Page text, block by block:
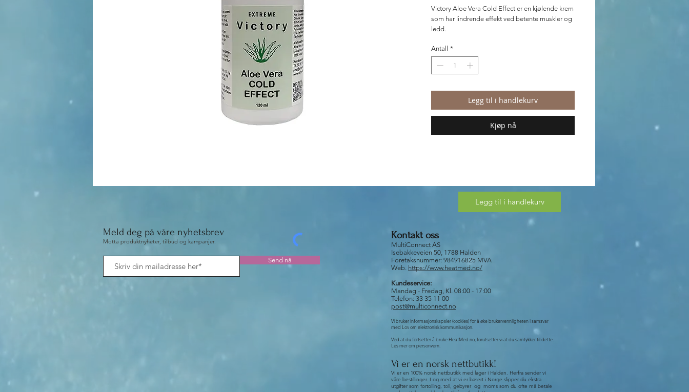
Victory Aloe Vera Cold Effect er en kjølende krem
som har lindrende effekt ved betente muskler og
ledd.
Victory Aloe Vera Cold Effect brukes på akutte
Antall *
Legg til i handlekurv
Kjøp nå
Legg til i handlekurv
Meld deg på våre nyhetsbrev
Motta produktnyheter, tilbud og kampanjer.
Send nå
Kontakt oss
MultiConnect AS
Isebakkeveien 50, 1788 Halden
Foretaksnummer: 984916825 MVA
Web. https://www.heatmed.no/
Kundeservice:
Mandag - Fredag, Kl. 08:00 - 17:00
Telefon: 33 35 11 00
post@multiconnect.no
Vi bruker informasjonskapsler (cookies) for å øke brukervennligheten i samsvar
med Lov om elektronisk kommunikasjon.
Ved at du fortsetter å bruke HeatMed.no, forutsetter vi at du samtykker til dette.
Les mer om personvern.
Vi er en norsk nettbutikk!
Vi er en 100% norsk nettbutikk med lager i Halden. Herfra sender vi
våre bestillinger. I og med at vi er basert i Norge slipper du ekstra
utgifter som fortolling, toll, gebyrer og moms som du ofte må betale